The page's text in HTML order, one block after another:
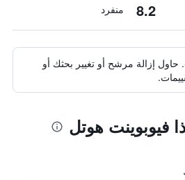
8.2 منفرد
حاول إزالة مرشح أو تغيير بحثك أو
فيوبوينت هوتل